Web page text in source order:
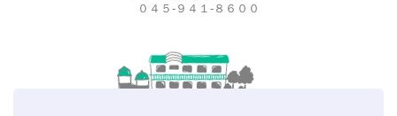
０４５-９４１-８６００